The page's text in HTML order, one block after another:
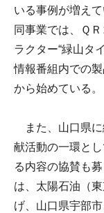
いる事例が増え
同事業では、Ｑ
ラクター“緑山タ
情報番組内での
から始めている。
また、山口県に
献活動の一環と
る内容の協賛も
は、太陽石油（
げ、山口県宇部